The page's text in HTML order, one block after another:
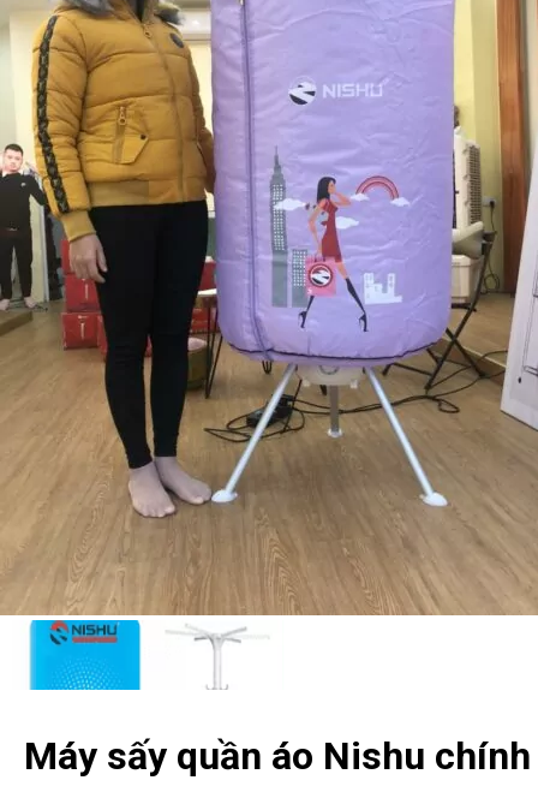
Máy sấy quần áo Nishu chính